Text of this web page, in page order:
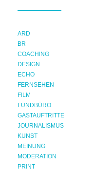
ARD
BR
COACHING
DESIGN
ECHO
FERNSEHEN
FILM
FUNDBÜRO
GASTAUFTRITTE
JOURNALISMUS
KUNST
MEINUNG
MODERATION
PRINT